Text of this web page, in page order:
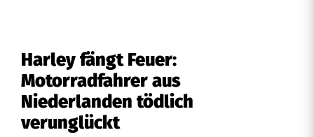
Harley fängt Feuer:
Motorradfahrer aus
Niederlanden tödlich
verunglückt